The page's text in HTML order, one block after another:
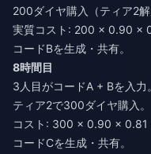
200ダイヤ購入（ティア2解
実質コスト: 200 × 0.90 ×
コードBを生成・共有。
8時間目
3人目がコードA + Bを入力。
ティア2で300ダイヤ購入。
コスト: 300 × 0.90 × 0.81
コードCを生成・共有。